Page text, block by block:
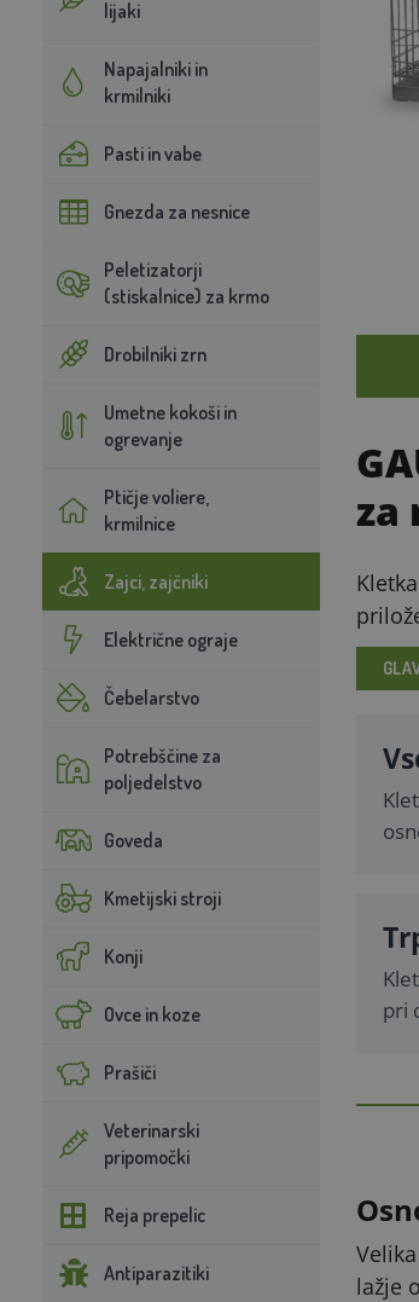
lijaki
Napajalniki in
krmilniki
Pasti in vabe
Gnezda za nesnice
Peletizatorji
(stiskalnice) za krmo
Drobilniki zrn
Umetne kokoši in
ogrevanje
Ptičje voliere,
krmilnice
Zajci, zajčniki
Električne ograje
Čebelarstvo
Potrebščine za
poljedelstvo
Goveda
Kmetijski stroji
Konji
Ovce in koze
Prašiči
Veterinarski
pripomočki
Reja prepelic
Antiparazitiki
za
pri
lažje